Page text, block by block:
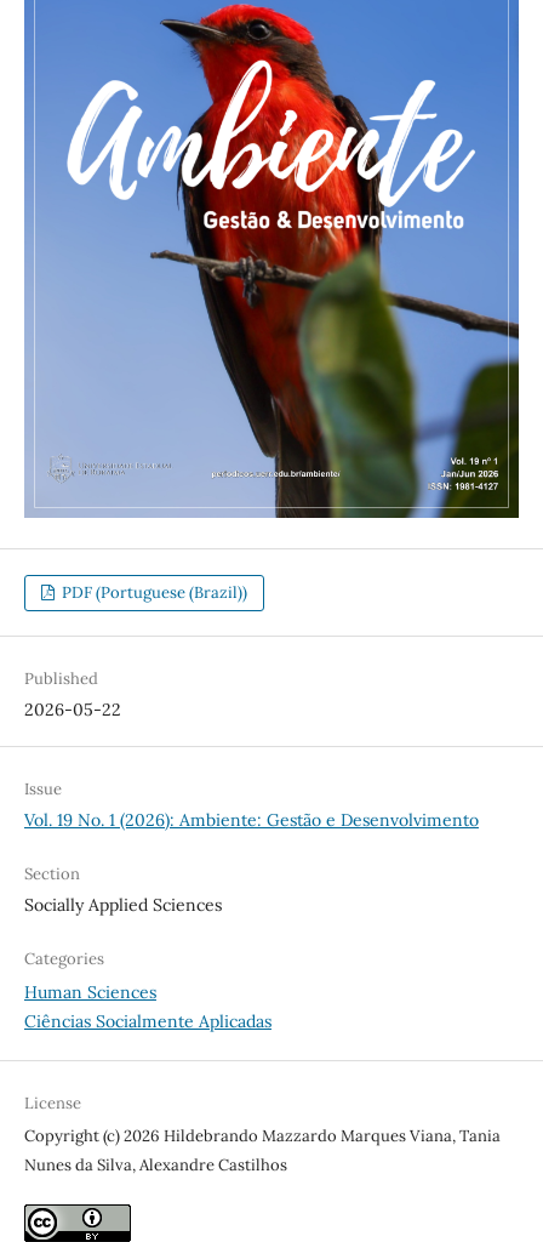
PDF (Portuguese (Brazil))
Published
2026-05-22
Issue
Vol. 19 No. 1 (2026): Ambiente: Gestão e Desenvolvimento
Section
Socially Applied Sciences
Categories
Human Sciences
Ciências Socialmente Aplicadas
License
Copyright (c) 2026 Hildebrando Mazzardo Marques Viana, Tania
Nunes da Silva, Alexandre Castilhos